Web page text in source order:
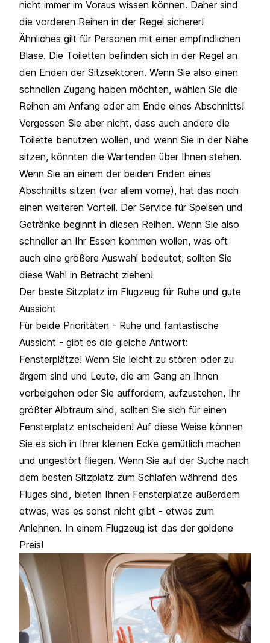
nicht immer im Voraus wissen können. Daher sind
die vorderen Reihen in der Regel sicherer!
Ähnliches gilt für Personen mit einer empfindlichen
Blase. Die Toiletten befinden sich in der Regel an
den Enden der Sitzsektoren. Wenn Sie also einen
schnellen Zugang haben möchten, wählen Sie die
Reihen am Anfang oder am Ende eines Abschnitts!
Vergessen Sie aber nicht, dass auch andere die
Toilette benutzen wollen, und wenn Sie in der Nähe
sitzen, könnten die Wartenden über Ihnen stehen.
Wenn Sie an einem der beiden Enden eines
Abschnitts sitzen (vor allem vorne), hat das noch
einen weiteren Vorteil. Der Service für Speisen und
Getränke beginnt in diesen Reihen. Wenn Sie also
schneller an Ihr Essen kommen wollen, was oft
auch eine größere Auswahl bedeutet, sollten Sie
diese Wahl in Betracht ziehen!
Der beste Sitzplatz im Flugzeug für Ruhe und gute
Aussicht
Für beide Prioritäten - Ruhe und fantastische
Aussicht - gibt es die gleiche Antwort:
Fensterplätze! Wenn Sie leicht zu stören oder zu
ärgern sind und Leute, die am Gang an Ihnen
vorbeigehen oder Sie auffordern, aufzustehen, Ihr
größter Albtraum sind, sollten Sie sich für einen
Fensterplatz entscheiden! Auf diese Weise können
Sie es sich in Ihrer kleinen Ecke gemütlich machen
und ungestört fliegen. Wenn Sie auf der Suche nach
dem besten Sitzplatz zum Schlafen während des
Fluges sind, bieten Ihnen Fensterplätze außerdem
etwas, was es sonst nicht gibt - etwas zum
Anlehnen. In einem Flugzeug ist das der goldene
Preis!